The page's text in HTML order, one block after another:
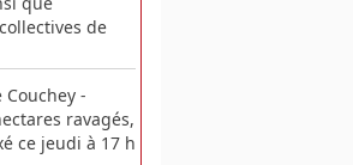
de
-
ravagés,
ce jeudi à 17 h